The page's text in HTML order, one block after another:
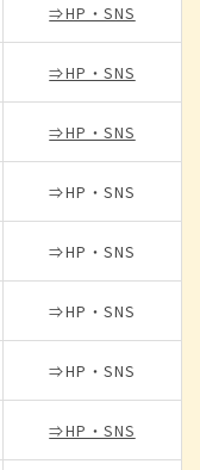
⇒HP・SNS
⇒HP・SNS
⇒HP・SNS
⇒HP・SNS
⇒HP・SNS
⇒HP・SNS
⇒HP・SNS
⇒HP・SNS